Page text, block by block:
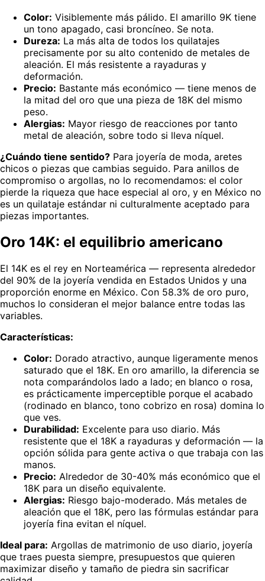
Color: Visiblemente más pálido. El amarillo 9K tiene
un tono apagado, casi broncíneo. Se nota.
Dureza: La más alta de todos los quilatajes
precisamente por su alto contenido de metales de
aleación. El más resistente a rayaduras y
deformación.
Precio: Bastante más económico — tiene menos de
la mitad del oro que una pieza de 18K del mismo
peso.
Alergias: Mayor riesgo de reacciones por tanto
metal de aleación, sobre todo si lleva níquel.
¿Cuándo tiene sentido? Para joyería de moda, aretes
chicos o piezas que cambias seguido. Para anillos de
compromiso o argollas, no lo recomendamos: el color
pierde la riqueza que hace especial al oro, y en México no
es un quilataje estándar ni culturalmente aceptado para
piezas importantes.
Oro 14K: el equilibrio americano
El 14K es el rey en Norteamérica — representa alrededor
del 90% de la joyería vendida en Estados Unidos y una
proporción enorme en México. Con 58.3% de oro puro,
muchos lo consideran el mejor balance entre todas las
variables.
Características:
Color: Dorado atractivo, aunque ligeramente menos
saturado que el 18K. En oro amarillo, la diferencia se
nota comparándolos lado a lado; en blanco o rosa,
es prácticamente imperceptible porque el acabado
(rodinado en blanco, tono cobrizo en rosa) domina lo
que ves.
Durabilidad: Excelente para uso diario. Más
resistente que el 18K a rayaduras y deformación — la
opción sólida para gente activa o que trabaja con las
manos.
Precio: Alrededor de 30-40% más económico que el
18K para un diseño equivalente.
Alergias: Riesgo bajo-moderado. Más metales de
aleación que el 18K, pero las fórmulas estándar para
joyería fina evitan el níquel.
Ideal para: Argollas de matrimonio de uso diario, joyería
que traes puesta siempre, presupuestos que quieren
maximizar diseño y tamaño de piedra sin sacrificar